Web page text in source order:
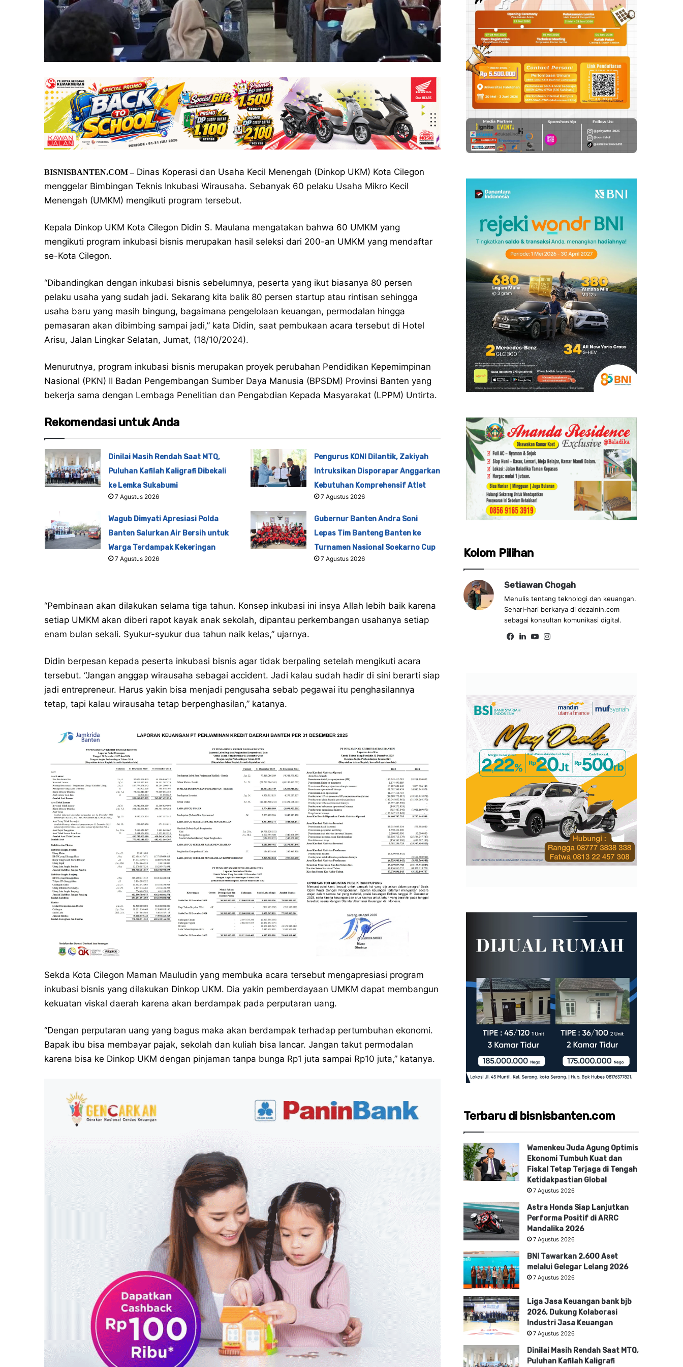
BISNISBANTEN.COM –Dinas Koperasi dan Usaha Kecil Menengah (Dinkop UKM) Kota Cilegon
menggelar Bimbingan Teknis Inkubasi Wirausaha. Sebanyak 60 pelaku Usaha Mikro Kecil
Menengah (UMKM) mengikuti program tersebut.
Kepala Dinkop UKM Kota Cilegon Didin S. Maulana mengatakan bahwa 60 UMKM yang
mengikuti program inkubasi bisnis merupakan hasil seleksi dari 200-an UMKM yang mendaftar
se-Kota Cilegon.
“Dibandingkan dengan inkubasi bisnis sebelumnya, peserta yang ikut biasanya 80 persen
pelaku usaha yang sudah jadi. Sekarang kita balik 80 persen startup atau rintisan sehingga
usaha baru yang masih bingung, bagaimana pengelolaan keuangan, permodalan hingga
pemasaran akan dibimbing sampai jadi,” kata Didin, saat pembukaan acara tersebut di Hotel
Arisu, Jalan Lingkar Selatan, Jumat, (18/10/2024).
Menurutnya, program inkubasi bisnis merupakan proyek perubahan Pendidikan Kepemimpinan
Nasional (PKN) II Badan Pengembangan Sumber Daya Manusia (BPSDM) Provinsi Banten yang
bekerja sama dengan Lembaga Penelitian dan Pengabdian Kepada Masyarakat (LPPM) Untirta.
Rekomendasi untuk Anda
Dinilai Masih Rendah Saat MTQ,
Puluhan Kafilah Kaligrafi Dibekali
ke Lemka Sukabumi
7 Agustus 2026
Pengurus KONI Dilantik, Zakiyah
Intruksikan Disporapar Anggarkan
Kebutuhan Komprehensif Atlet
7 Agustus 2026
Wagub Dimyati Apresiasi Polda
Banten Salurkan Air Bersih untuk
Warga Terdampak Kekeringan
7 Agustus 2026
Gubernur Banten Andra Soni
Lepas Tim Banteng Banten ke
Turnamen Nasional Soekarno Cup
7 Agustus 2026
“Pembinaan akan dilakukan selama tiga tahun. Konsep inkubasi ini insya Allah lebih baik karena
setiap UMKM akan diberi rapot kayak anak sekolah, dipantau perkembangan usahanya setiap
enam bulan sekali. Syukur-syukur dua tahun naik kelas,” ujarnya.
Didin berpesan kepada peserta inkubasi bisnis agar tidak berpaling setelah mengikuti acara
tersebut. “Jangan anggap wirausaha sebagai accident. Jadi kalau sudah hadir di sini berarti siap
jadi entrepreneur. Harus yakin bisa menjadi pengusaha sebab pegawai itu penghasilannya
tetap, tapi kalau wirausaha tetap berpenghasilan,” katanya.
Sekda Kota Cilegon Maman Mauludin yang membuka acara tersebut mengapresiasi program
inkubasi bisnis yang dilakukan Dinkop UKM. Dia yakin pemberdayaan UMKM dapat membangun
kekuatan viskal daerah karena akan berdampak pada perputaran uang.
“Dengan perputaran uang yang bagus maka akan berdampak terhadap pertumbuhan ekonomi.
Bapak ibu bisa membayar pajak, sekolah dan kuliah bisa lancar. Jangan takut permodalan
karena bisa ke Dinkop UKM dengan pinjaman tanpa bunga Rp1 juta sampai Rp10 juta,” katanya.
Kolom Pilihan
Setiawan Chogah
Menulis tentang teknologi dan keuangan.
Sehari-hari berkarya di dezainin.com
sebagai konsultan komunikasi digital.
Fa Lin Yo
Terbaru di bisnisbanten.com
Wamenkeu Juda Agung Optimis
Ekonomi Tumbuh Kuat dan
Fiskal Tetap Terjaga di Tengah
Ketidakpastian Global
7 Agustus 2026
Astra Honda Siap Lanjutkan
Performa Positif di ARRC
Mandalika 2026
7 Agustus 2026
BNI Tawarkan 2.600 Aset
melalui Gelegar Lelang 2026
7 Agustus 2026
Liga Jasa Keuangan bank bjb
2026, Dukung Kolaborasi
Industri Jasa Keuangan
7 Agustus 2026
Dinilai Masih Rendah Saat MTQ,
Puluhan Kafilah Kaligrafi